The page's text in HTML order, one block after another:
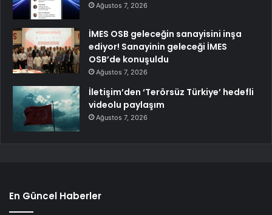
Ağustos 7, 2026
İMES OSB geleceğin sanayisini inşa
ediyor! Sanayinin geleceği İMES
OSB’de konuşuldu
Ağustos 7, 2026
İletişim’den ‘Terörsüz Türkiye’ hedefli
videolu paylaşım
Ağustos 7, 2026
En Güncel Haberler